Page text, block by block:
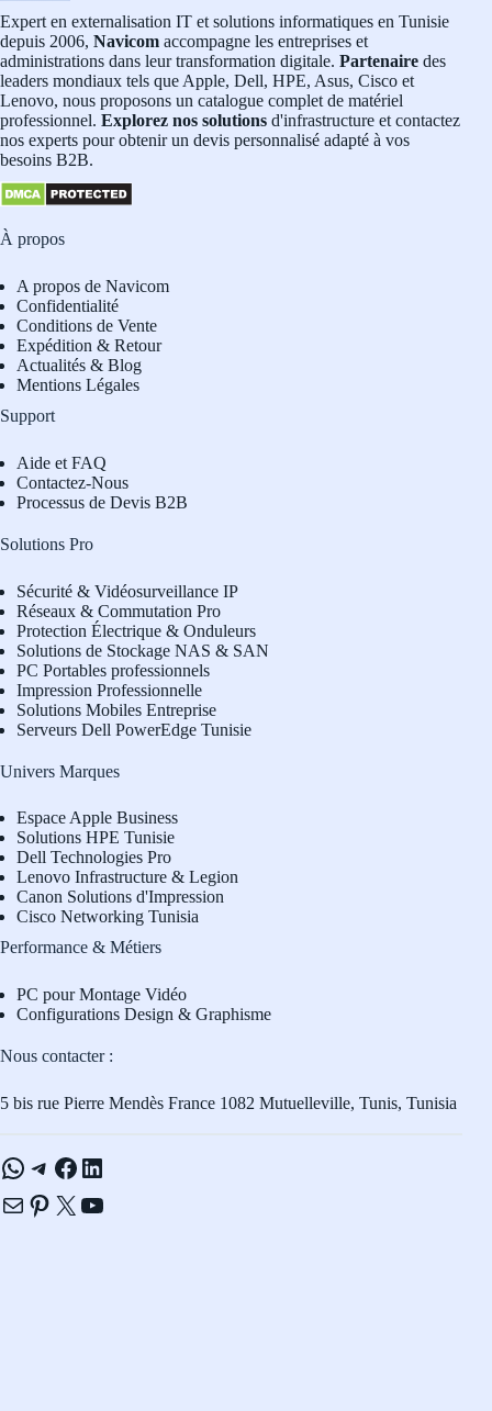
Expert en externalisation IT et solutions informatiques en Tunisie
depuis 2006, Navicom accompagne les entreprises et
administrations dans leur transformation digitale. Partenaire des
leaders mondiaux tels que Apple, Dell, HPE, Asus, Cisco et
Lenovo, nous proposons un catalogue complet de matériel
professionnel. Explorez nos solutions d'infrastructure et contactez
nos experts pour obtenir un devis personnalisé adapté à vos
besoins B2B.
À propos
A propos de Navicom
Confidentialité
Conditions de Vente
Expédition & Retour
Actualités & Blog
Mentions Légales
Support
Aide et FAQ
Contactez-Nous
Processus de Devis B2B
Solutions Pro
Sécurité & Vidéosurveillance IP
Réseaux & Commutation Pro
Protection Électrique & Onduleurs
Solutions de Stockage NAS & SAN
PC Portables professionnels
Impression Professionnelle
Solutions Mobiles Entreprise
Serveurs Dell PowerEdge Tunisie
Univers Marques
Espace Apple Business
Solutions HPE Tunisie
Dell Technologies Pro
Lenovo Infrastructure & Legion
Canon Solutions d'Impression
Cisco Networking Tunisia
Performance & Métiers
PC pour Montage Vidéo
Configurations Design & Graphisme
Nous contacter :
5 bis rue Pierre Mendès France 1082 Mutuelleville, Tunis, Tunisia
WhatsApp
Telegram
Facebook
LinkedIn
E-mailPinterest
X YouTube